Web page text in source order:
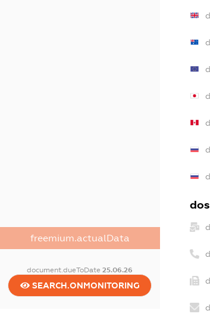
freemium.actualData
document.dueToDate25.06.26
SEARCH.ONMONITORING